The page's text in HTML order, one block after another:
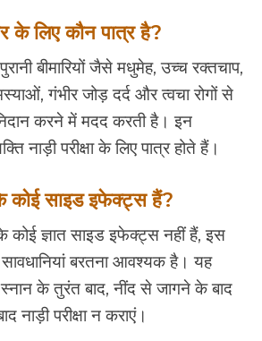
के लिए कौन पात्र है?
पुरानी बीमारियों जैसे मधुमेह, उच्च रक्तचाप,
गंभीर जोड़ दर्द और त्वचा रोगों से
करने में मदद करती है। इन
नाड़ी परीक्षा के लिए पात्र होते हैं।
के कोई साइड इफेक्ट्स हैं?
के कोई ज्ञात साइड इफेक्ट्स नहीं हैं, इस
बरतना आवश्यक है। यह
स्नान के तुरंत बाद, नींद से जागने के बाद
परीक्षा न कराएं।